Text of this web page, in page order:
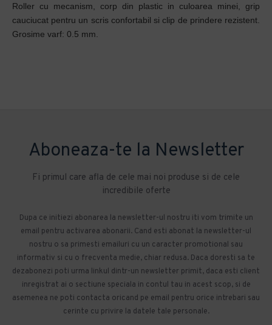
Roller cu mecanism, corp din plastic in culoarea minei, grip
cauciucat pentru un scris confortabil si clip de prindere rezistent.
Grosime varf: 0.5 mm.
Aboneaza-te la Newsletter
Fi primul care afla de cele mai noi produse si de cele
incredibile oferte
Dupa ce initiezi abonarea la newsletter-ul nostru iti vom trimite un
email pentru activarea abonarii. Cand esti abonat la newsletter-ul
nostru o sa primesti emailuri cu un caracter promotional sau
informativ si cu o frecventa medie, chiar redusa. Daca doresti sa te
dezabonezi poti urma linkul dintr-un newsletter primit, daca esti client
inregistrat ai o sectiune speciala in contul tau in acest scop, si de
asemenea ne poti contacta oricand pe email pentru orice intrebari sau
cerinte cu privire la datele tale personale.